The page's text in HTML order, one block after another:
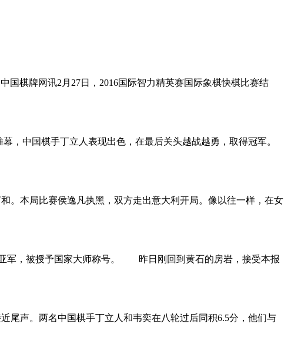
国棋牌网讯2月27日，2016国际智力精英赛国际象棋快棋比赛结
，中国棋手丁立人表现出色，在最后关头越战越勇，取得冠军。
。本局比赛侯逸凡执黑，双方走出意大利开局。像以往一样，在女
亚军，被授予国家大师称号。 昨日刚回到黄石的房岩，接受本报
尾声。两名中国棋手丁立人和韦奕在八轮过后同积6.5分，他们与